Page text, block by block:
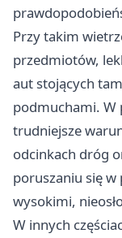
Przy takim
przedmiotów,
aut stojących
podmuchami. W
trudniejsze
odcinkach dróg
poruszaniu się
wysokimi,
W innych